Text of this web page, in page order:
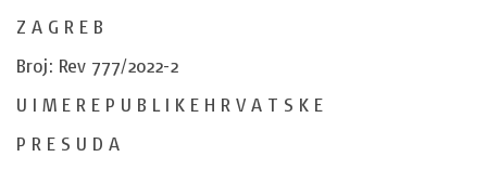
Z A G R E B
Broj: Rev 777/2022-2
U I M E R E P U B L I K E H R V A T S K E
P R E S U D A